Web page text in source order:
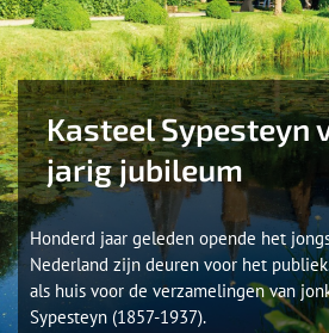
Kasteel Sypesteyn
jarig jubileum
Honderd jaar geleden opende het
Nederland zijn deuren voor het
als huis voor de verzamelingen van
Sypesteyn (1857-1937).